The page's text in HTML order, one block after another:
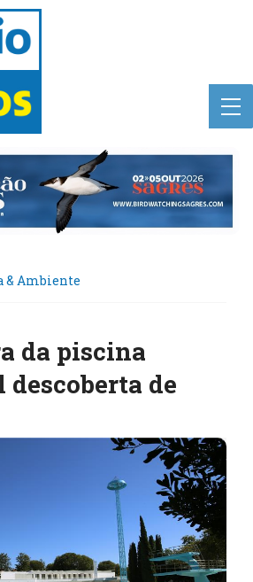
& Ambiente
da piscina
de